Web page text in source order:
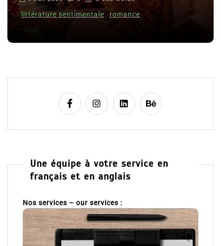
littérature sentimentale romance
Une équipe à votre service en
français et en anglais
Nos services – our services :